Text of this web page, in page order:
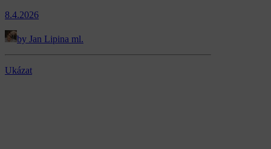
8.4.2026
by Jan Lipina ml.
Ukázat